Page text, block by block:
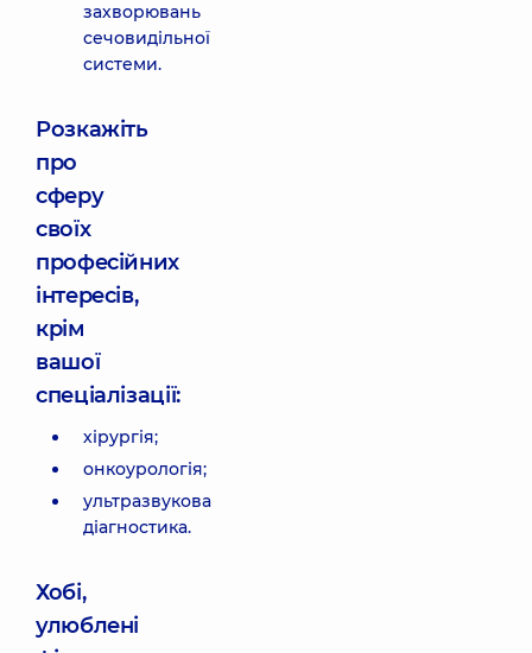
захворювань
сечовидільної
системи.
Розкажіть
про
сферу
своїх
професійних
інтересів,
крім
вашої
спеціалізації:
хірургія;
онкоурологія;
ультразвукова
діагностика.
Хобі,
улюблені